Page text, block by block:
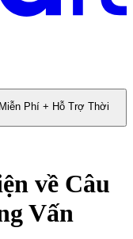
Phí + Hỗ Trợ Thời
về Câu
Vấn